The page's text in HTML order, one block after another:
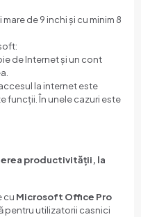
de 9 inchi și cu minim 8
de Internet și un cont
la internet este
funcții. În unele cazuri este
productivității, la
cu Microsoft Office Pro
pentru utilizatorii casnici